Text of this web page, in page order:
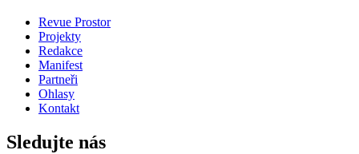
Revue Prostor
Projekty
Redakce
Manifest
Partneři
Ohlasy
Kontakt
Sledujte nás